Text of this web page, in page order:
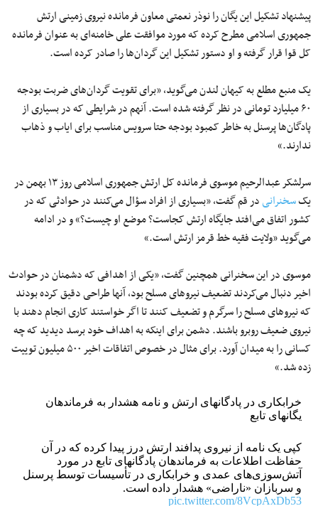
پیشنهاد تشکیل این یگان را نوذر نعمتی معاون فرمانده نیروی زمینی ارتش
جمهوری اسلامی مطرح کرده که مورد موافقت علی خامنه‌ای به عنوان فرمانده
کل قوا قرار گرفته و او دستور تشکیل این گردان‌ها را صادر کرده است.
یک منبع مطلع به کیهان لندن می‌گوید، «برای تقویت گردان‌های ضربت بودجه‌
۶۰ میلیارد تومانی در نظر گرفته شده است. آنهم در شرایطی که در بسیاری از
پادگان‌ها پرسنل به خاطر کمبود بودجه حتا سرویس مناسب برای ایاب و ذهاب
ندارند.»
سرلشکر عبدالرحیم موسوی فرمانده کل ارتش جمهوری اسلامی روز ۱۳ بهمن در
یکسخنرانیدر قم گفت، «بسیاری از افراد سؤال می‌کنند در حوادثی که در
کشور اتفاق می‌افتد جایگاه ارتش کجاست؟ موضع او چیست؟» و در ادامه
می‌گوید «ولایت فقیه خط قرمز ارتش است.»
موسوی در این سخنرانی همچنین گفت، «یکی از اهدافی که دشمنان در حوادث
اخیر دنبال می‌کردند تضعیف نیروهای مسلح بود، آنها طراحی دقیق کرده بودند
که نیروهای مسلح را سرگرم و تضعیف کنند تا اگر خواستند کاری انجام دهند با
نیروی ضعیف روبرو باشند. دشمن برای اینکه به اهداف خود برسد دیدید که چه
کسانی را به میدان آورد. برای مثال در خصوص اتفاقات اخیر ۵۰۰ میلیون توییت
زده شد.»
خرابکاری در پادگانهای ارتش و نامه هشدار به فرماندهان
یگانهای تابع
کپی یک نامه از نیروی پدافند ارتش درز پیدا کرده که در آن
حفاظت اطلاعات به فرماندهان پادگانهای تابع در مورد
آتش‌سوزی‌های عمدی و خرابکاری در تأسیسات توسط پرسنل
و سربازان «ناراضی» هشدار داده است.
pic.twitter.com/8VcpAxDb53